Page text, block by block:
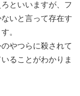
といいますが、フ
いと言って存在す
。
やつらに殺されて
ることがわかりま